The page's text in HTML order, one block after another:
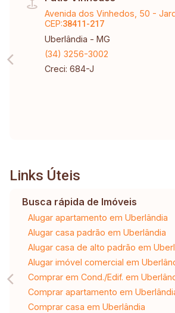
Avenida dos Vinhedos, 50 -
CEP:38411-217
Uberlândia - MG
(34) 3256-3002
Creci: 684-J
Links Úteis
Busca rápida de Imóveis
Alugar apartamento em Uberlândia
Alugar casa padrão em Uberlândia
Alugar casa de alto padrão em
Alugar imóvel comercial em
Comprar em Cond./Edif. em
Comprar apartamento em
Comprar casa em Uberlândia